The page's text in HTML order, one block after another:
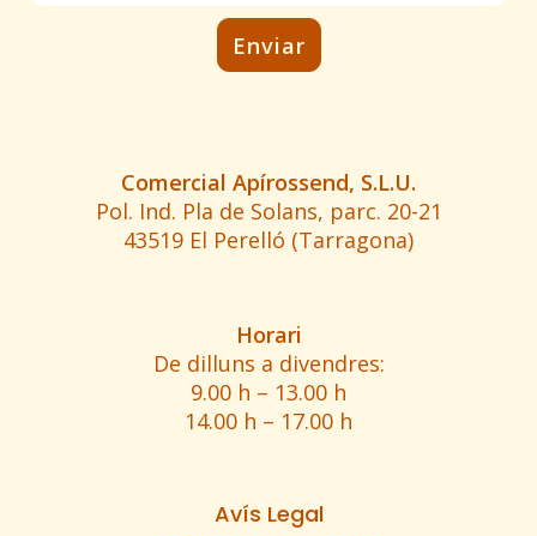
Comercial Apírossend, S.L.U.
Pol. Ind. Pla de Solans, parc. 20-21
43519 El Perelló (Tarragona)
Horari
De dilluns a divendres:
9.00 h – 13.00 h
14.00 h – 17.00 h
Avís Legal